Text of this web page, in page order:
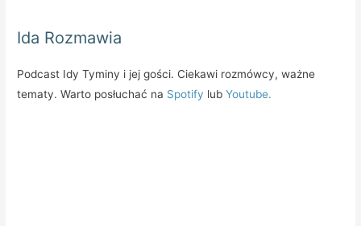
Ida Rozmawia
Podcast Idy Tyminy i jej gości. Ciekawi rozmówcy, ważne
tematy. Warto posłuchać na Spotify lubYoutube.